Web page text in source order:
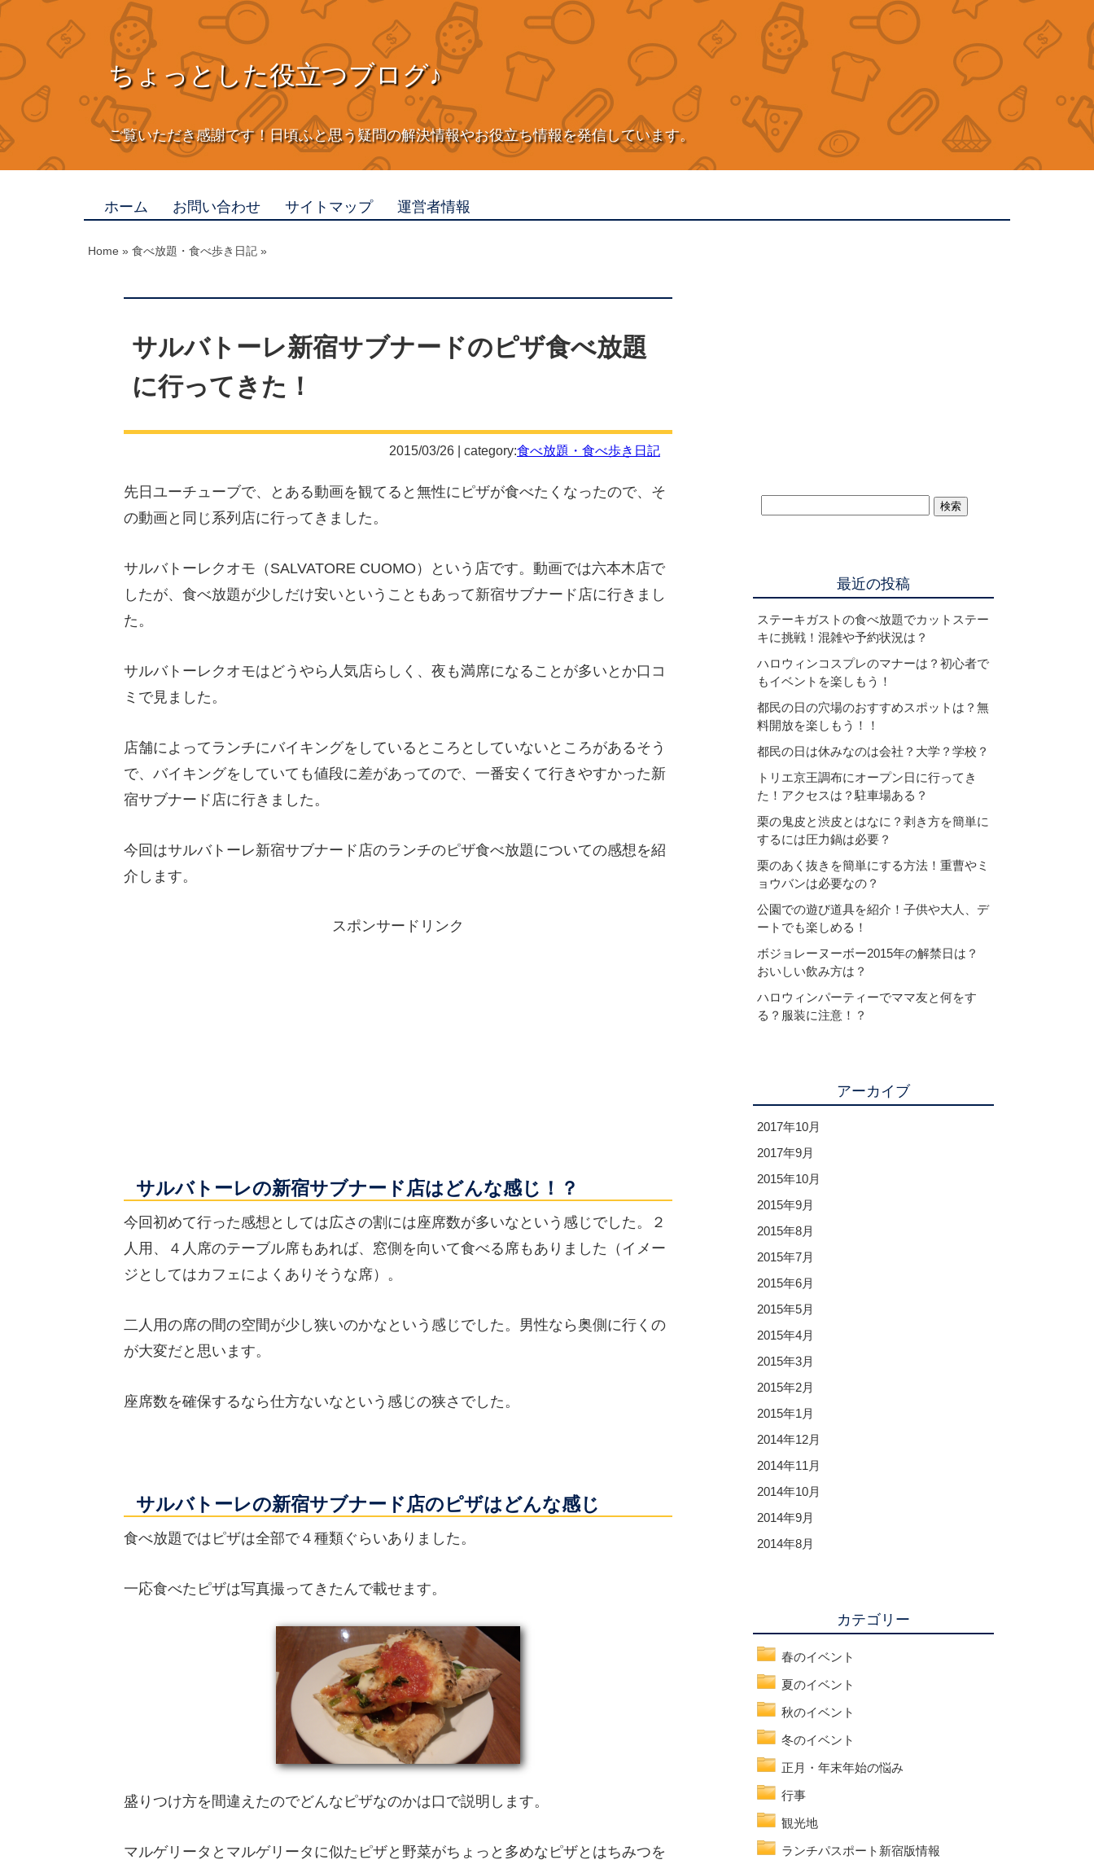
ちょっとした役立つブログ♪
ご覧いただき感謝です！日頃ふと思う疑問の解決情報やお役立ち情報を発信しています。
ホーム お問い合わせ サイトマップ 運営者情報
Home » 食べ放題・食べ歩き日記 »
サルバトーレ新宿サブナードのピザ食べ放題
に行ってきた！
2015/03/26 | category:食べ放題・食べ歩き日記
先日ユーチューブで、とある動画を観てると無性にピザが食べたくなったので、そ
の動画と同じ系列店に行ってきました。
サルバトーレクオモ（SALVATORE CUOMO）という店です。動画では六本木店で
したが、食べ放題が少しだけ安いということもあって新宿サブナード店に行きまし
た。
サルバトーレクオモはどうやら人気店らしく、夜も満席になることが多いとか口コ
ミで見ました。
店舗によってランチにバイキングをしているところとしていないところがあるそう
で、バイキングをしていても値段に差があってので、一番安くて行きやすかった新
宿サブナード店に行きました。
今回はサルバトーレ新宿サブナード店のランチのピザ食べ放題についての感想を紹
介します。
スポンサードリンク
サルバトーレの新宿サブナード店はどんな感じ！？
今回初めて行った感想としては広さの割には座席数が多いなという感じでした。２
人用、４人席のテーブル席もあれば、窓側を向いて食べる席もありました（イメー
ジとしてはカフェによくありそうな席）。
二人用の席の間の空間が少し狭いのかなという感じでした。男性なら奥側に行くの
が大変だと思います。
座席数を確保するなら仕方ないなという感じの狭さでした。
サルバトーレの新宿サブナード店のピザはどんな感じ
食べ放題ではピザは全部で４種類ぐらいありました。
一応食べたピザは写真撮ってきたんで載せます。
盛りつけ方を間違えたのでどんなピザなのかは口で説明します。
マルゲリータとマルゲリータに似たピザと野菜がちょっと多めなピザとはちみつを
最近の投稿
ステーキガストの食べ放題でカットステー
キに挑戦！混雑や予約状況は？
ハロウィンコスプレのマナーは？初心者で
もイベントを楽しもう！
都民の日の穴場のおすすめスポットは？無
料開放を楽しもう！！
都民の日は休みなのは会社？大学？学校？
トリエ京王調布にオープン日に行ってき
た！アクセスは？駐車場ある？
栗の鬼皮と渋皮とはなに？剥き方を簡単に
するには圧力鍋は必要？
栗のあく抜きを簡単にする方法！重曹やミ
ョウバンは必要なの？
公園での遊び道具を紹介！子供や大人、デ
ートでも楽しめる！
ボジョレーヌーボー2015年の解禁日は？
おいしい飲み方は？
ハロウィンパーティーでママ友と何をす
る？服装に注意！？
アーカイブ
2017年10月
2017年9月
2015年10月
2015年9月
2015年8月
2015年7月
2015年6月
2015年5月
2015年4月
2015年3月
2015年2月
2015年1月
2014年12月
2014年11月
2014年10月
2014年9月
2014年8月
カテゴリー
春のイベント
夏のイベント
秋のイベント
冬のイベント
正月・年末年始の悩み
行事
観光地
ランチパスポート新宿版情報